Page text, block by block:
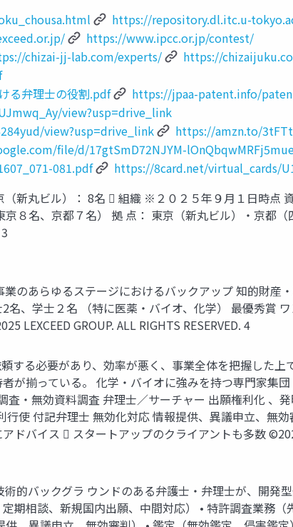
https://repository.dl.itc.u-
https://www.ipcc.or.jp/contest/
chizai-jj-lab.com/experts/
https://
る弁理士の役割.pdf
https://jpaa-patent.info/
view?usp=drive_link
view?usp=drive_link
https://amzn.to/
file/d/17gtSmD72NJYM-
081.pdf
https://8card.net/virtual_cards/
丸ビル）： 8名  組織 ※２０２５年９月１日時点
８名、京都７名） 拠 点： 東京（新丸ビル）・京都
のあらゆるステージにおけるバックアップ 知的財産
、学士２名 （特に医薬・バイオ、化学） 最優秀賞
GROUP. ALL RIGHTS RESERVED. 4
る必要があり、効率が悪く、事業全体を把握した上
揃っている。 化学・バイオに強みを持つ専門家集団
・無効資料調査 弁理士／サーチャー 出願権利化 、発
使 付記弁理士 無効化対応 情報提供、異議申立、無
バイス  スタートアップのクライアントも多数
的バックグラ ウンドのある弁護士・弁理士が、開発
期相談、新規国内出願、中間対応） • 特許調査業務（